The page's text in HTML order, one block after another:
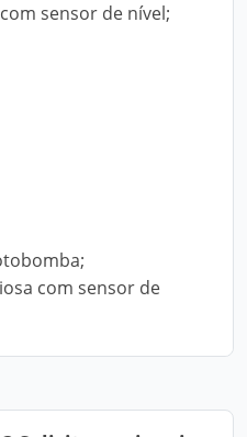
sensor de nível;
com sensor de